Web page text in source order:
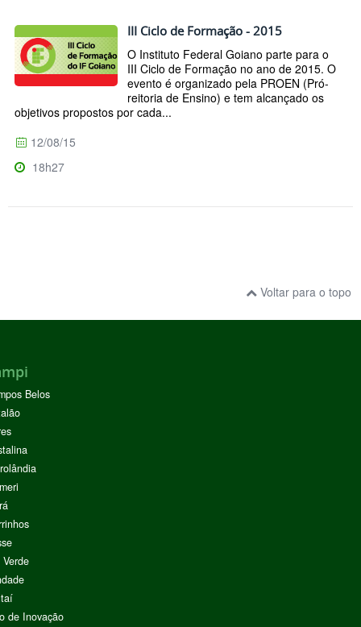
III Ciclo de Formação - 2015
O Instituto Federal Goiano parte para o
III Ciclo de Formação no ano de 2015. O
evento é organizado pela PROEN (Pró-
reitoria de Ensino) e tem alcançado os
objetivos propostos por cada...
12/08/15
18h27
Voltar para o topo
Belos
de Inovação